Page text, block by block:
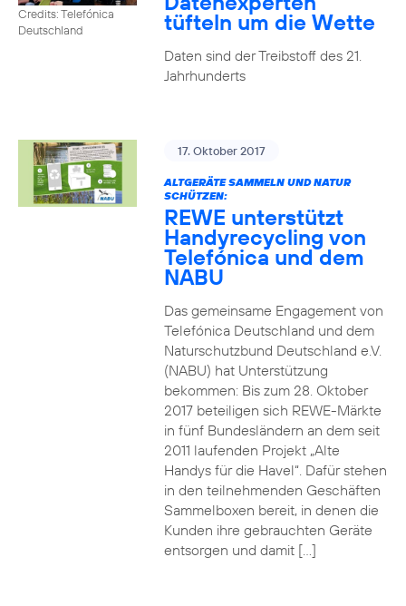
Credits: Telefónica
Deutschland
tüfteln um die Wette
Daten sind der Treibstoff des 21.
Jahrhunderts
17. Oktober 2017
ALTGERÄTE SAMMELN UND NATUR
SCHÜTZEN:
REWE unterstützt
Handyrecycling von
Telefónica und dem
NABU
Das gemeinsame Engagement von
Telefónica Deutschland und dem
Naturschutzbund Deutschland e.V.
(NABU) hat Unterstützung
bekommen: Bis zum 28. Oktober
2017 beteiligen sich REWE-Märkte
in fünf Bundesländern an dem seit
2011 laufenden Projekt „Alte
Handys für die Havel“. Dafür stehen
in den teilnehmenden Geschäften
Sammelboxen bereit, in denen die
Kunden ihre gebrauchten Geräte
entsorgen und damit […]